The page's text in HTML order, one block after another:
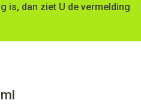
is, dan ziet U de vermelding